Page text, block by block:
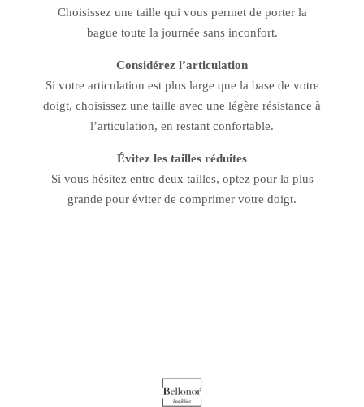
Choisissez une taille qui vous permet de porter la
bague toute la journée sans inconfort.
Considérez l’articulation
Si votre articulation est plus large que la base de votre
doigt, choisissez une taille avec une légère résistance à
l’articulation, en restant confortable.
Évitez les tailles réduites
Si vous hésitez entre deux tailles, optez pour la plus
grande pour éviter de comprimer votre doigt.